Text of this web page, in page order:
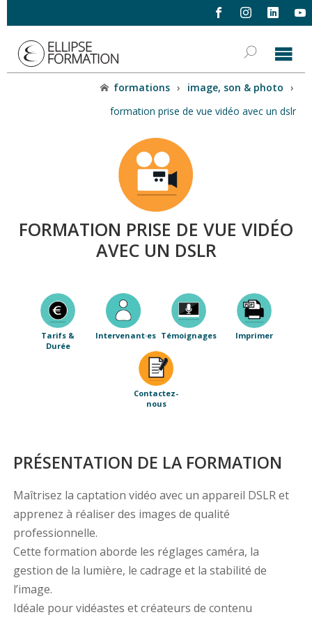
formations › image, son & photo ›
formation prise de vue vidéo avec un dslr
FORMATION PRISE DE VUE VIDÉO
AVEC UN DSLR
Tarifs &
Durée
Intervenant·es Témoignages Imprimer
Contactez-
nous
PRÉSENTATION DE LA FORMATION
Maîtrisez la captation vidéo avec un appareil DSLR et
apprenez à réaliser des images de qualité
professionnelle.
Cette formation aborde les réglages caméra, la
gestion de la lumière, le cadrage et la stabilité de
l’image.
Idéale pour vidéastes et créateurs de contenu